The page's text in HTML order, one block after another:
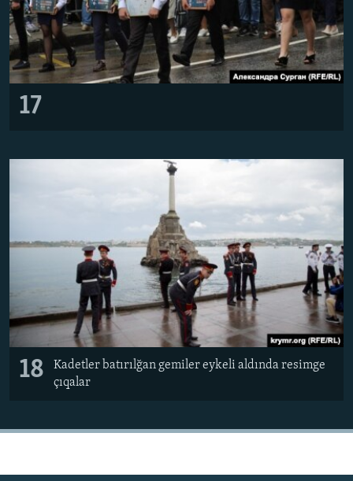
17
18
Kadetler batırılğan gemiler eykeli aldında resimge
çıqalar